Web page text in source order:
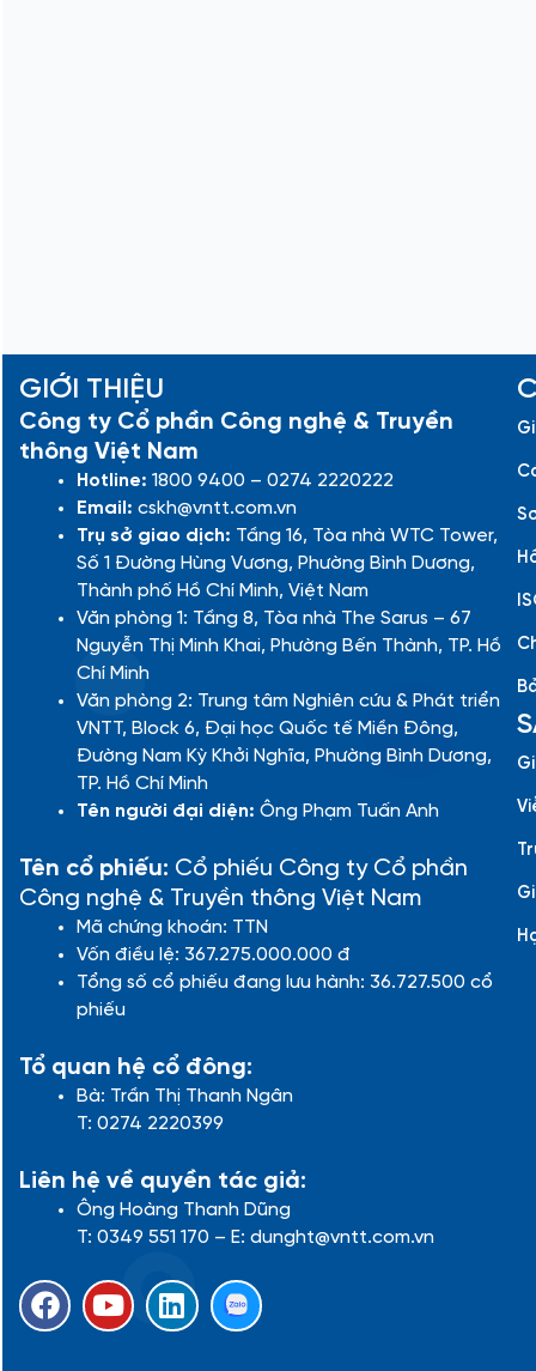
GIỚI THIỆU
Công ty Cổ phần Công nghệ & Truyền
thông Việt Nam
Hotline: 1800 9400 – 0274 2220222
Email: cskh@vntt.com.vn
Trụ sở giao dịch: Tầng 16, Tòa nhà WTC Tower,
Số 1 Đường Hùng Vương, Phường Bình Dương,
Thành phố Hồ Chí Minh, Việt Nam
Văn phòng 1: Tầng 8, Tòa nhà The Sarus – 67
Nguyễn Thị Minh Khai, Phường Bến Thành, TP. Hồ
Chí Minh
Văn phòng 2: Trung tâm Nghiên cứu & Phát triển
VNTT, Block 6, Đại học Quốc tế Miền Đông,
Đường Nam Kỳ Khởi Nghĩa, Phường Bình Dương,
TP. Hồ Chí Minh
Tên người đại diện: Ông Phạm Tuấn Anh
Tên cổ phiếu: Cổ phiếu Công ty Cổ phần
Công nghệ & Truyền thông Việt Nam
Mã chứng khoán: TTN
Vốn điều lệ: 367.275.000.000 đ
Tổng số cổ phiếu đang lưu hành: 36.727.500 cổ
phiếu
Tổ quan hệ cổ đông:
Bà: Trần Thị Thanh Ngân
T: 0274 2220399
Liên hệ về quyền tác giả:
Ông Hoàng Thanh Dũng
T: 0349 551 170 – E: dunght@vntt.com.vn
F
a
Y
o
L
i